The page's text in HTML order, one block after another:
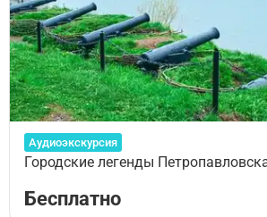
Аудиоэкскурсия
Городские легенды
Бесплатно